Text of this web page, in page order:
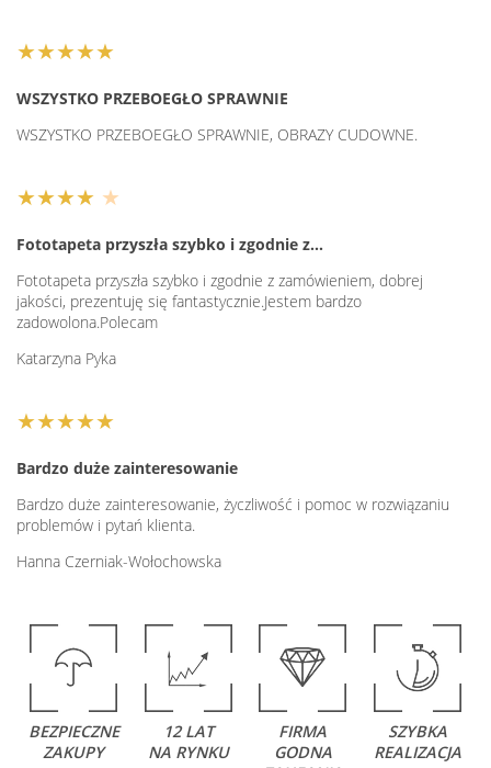
★★★★★
WSZYSTKO PRZEBOEGŁO SPRAWNIE
WSZYSTKO PRZEBOEGŁO SPRAWNIE, OBRAZY CUDOWNE.
★★★★ ★
Fototapeta przyszła szybko i zgodnie z…
Fototapeta przyszła szybko i zgodnie z zamówieniem, dobrej
jakości, prezentuję się fantastycznie.Jestem bardzo
zadowolona.Polecam
Katarzyna Pyka
★★★★★
Bardzo duże zainteresowanie
Bardzo duże zainteresowanie, życzliwość i pomoc w rozwiązaniu
problemów i pytań klienta.
Hanna Czerniak-Wołochowska
BEZPIECZNE
ZAKUPY
12 LAT
NA RYNKU
FIRMA
GODNA
SZYBKA
REALIZACJA